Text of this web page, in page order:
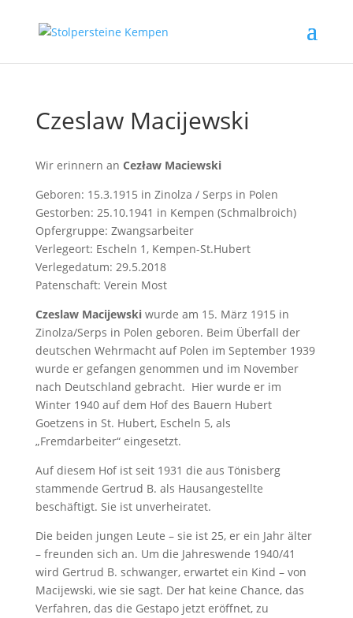
Czeslaw Macijewski
Wir erinnern an Cezław Maciewski
Geboren: 15.3.1915 in Zinolza / Serps in Polen
Gestorben: 25.10.1941 in Kempen (Schmalbroich)
Opfergruppe: Zwangsarbeiter
Verlegeort: Escheln 1, Kempen-St.Hubert
Verlegedatum: 29.5.2018
Patenschaft: Verein Most
Czeslaw Macijewskiwurde am 15. März 1915 in
Zinolza/Serps in Polen geboren. Beim Überfall der
deutschen Wehrmacht auf Polen im September 1939
wurde er gefangen genommen und im November
nach Deutschland gebracht. Hier wurde er im
Winter 1940 auf dem Hof des Bauern Hubert
Goetzens in St. Hubert, Escheln 5, als
„Fremdarbeiter“ eingesetzt.
Auf diesem Hof ist seit 1931 die aus Tönisberg
stammende Gertrud B. als Hausangestellte
beschäftigt. Sie ist unverheiratet.
Die beiden jungen Leute – sie ist 25, er ein Jahr älter
– freunden sich an. Um die Jahreswende 1940/41
wird Gertrud B. schwanger, erwartet ein Kind – von
Macijewski, wie sie sagt. Der hat keine Chance, das
Verfahren, das die Gestapo jetzt eröffnet, zu